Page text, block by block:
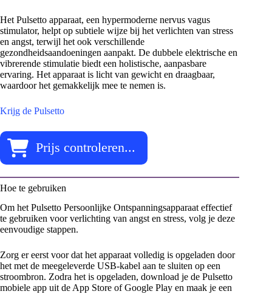
Het Pulsetto apparaat, een hypermoderne nervus vagus
stimulator, helpt op subtiele wijze bij het verlichten van stress
en angst, terwijl het ook verschillende
gezondheidsaandoeningen aanpakt. De dubbele elektrische en
vibrerende stimulatie biedt een holistische, aanpasbare
ervaring. Het apparaat is licht van gewicht en draagbaar,
waardoor het gemakkelijk mee te nemen is.
Krijg de Pulsetto
Prijs controleren...
Hoe te gebruiken
Om het Pulsetto Persoonlijke Ontspanningsapparaat effectief
te gebruiken voor verlichting van angst en stress, volg je deze
eenvoudige stappen.
Zorg er eerst voor dat het apparaat volledig is opgeladen door
het met de meegeleverde USB-kabel aan te sluiten op een
stroombron. Zodra het is opgeladen, download je de Pulsetto
mobiele app uit de App Store of Google Play en maak je een